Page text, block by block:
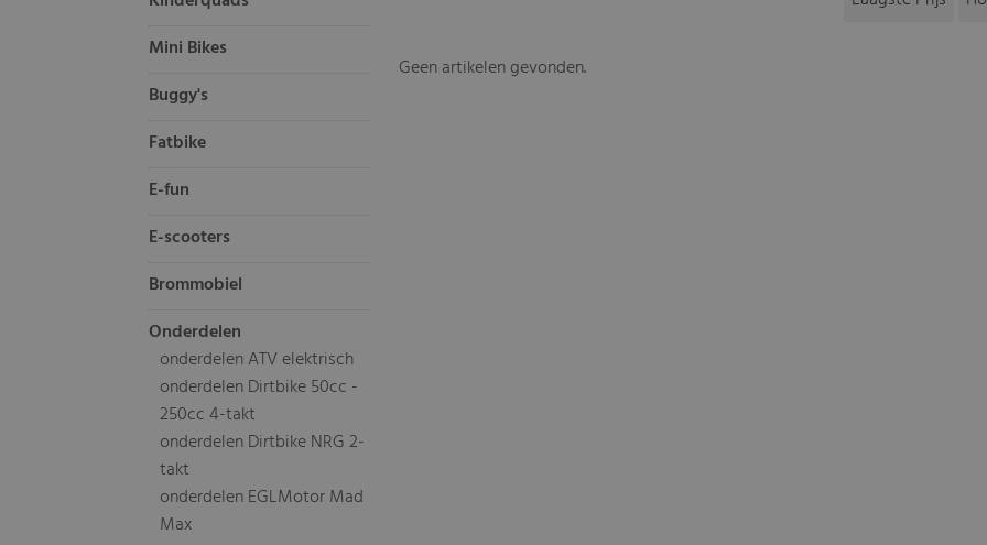
Mini Bikes
Buggy's
Fatbike
E-fun
E-scooters
Brommobiel
Onderdelen
onderdelen ATV elektrisch
onderdelen Dirtbike 50cc -
250cc 4-takt
onderdelen Dirtbike NRG 2-
takt
onderdelen EGLMotor Mad
Max
Geen artikelen gevonden.